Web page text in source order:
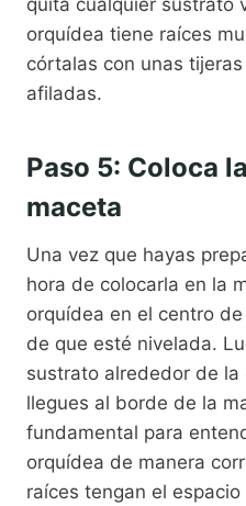
quita cualquier sustrato
orquídea tiene raíces
córtalas con unas
afiladas.
Paso 5: Coloca
maceta
Una vez que hayas
hora de colocarla en la
orquídea en el centro
de que esté nivelada.
sustrato alrededor de la
llegues al borde de la
fundamental para
orquídea de manera
raíces tengan el